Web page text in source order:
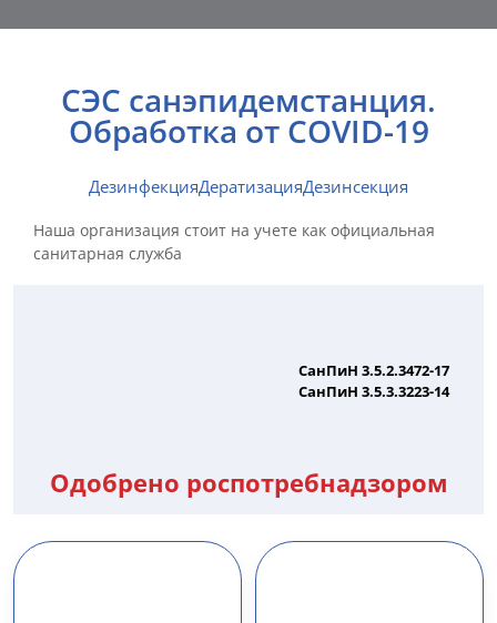
СЭС санэпидемстанция.
Обработка от COVID-19
ДезинфекцияДератизацияДезинсекция
Наша организация стоит на учете как официальная
санитарная служба
СанПиН 3.5.2.3472-17
СанПиН 3.5.3.3223-14
Одобрено роспотребнадзором